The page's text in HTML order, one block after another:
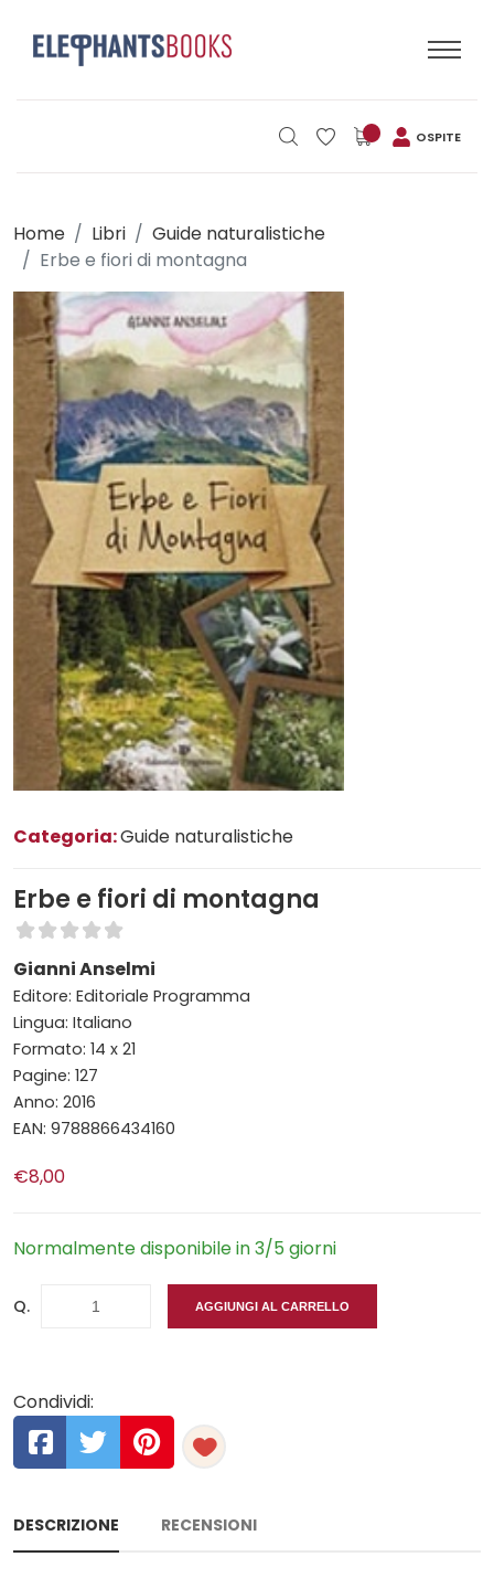
OSPITE
Home Libri
Guide naturalistiche
Erbe e fiori di montagna
Categoria:Guide naturalistiche
Erbe e fiori di montagna
Gianni Anselmi
Editore: Editoriale Programma
Lingua: Italiano
Formato: 14 x 21
Pagine: 127
Anno: 2016
EAN: 9788866434160
€8,00
Normalmente disponibile in 3/5 giorni
Q. AGGIUNGI AL CARRELLO
Condividi:
DESCRIZIONE RECENSIONI